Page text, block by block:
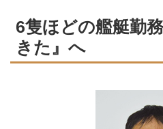
6隻ほどの艦艇勤
きた』へ